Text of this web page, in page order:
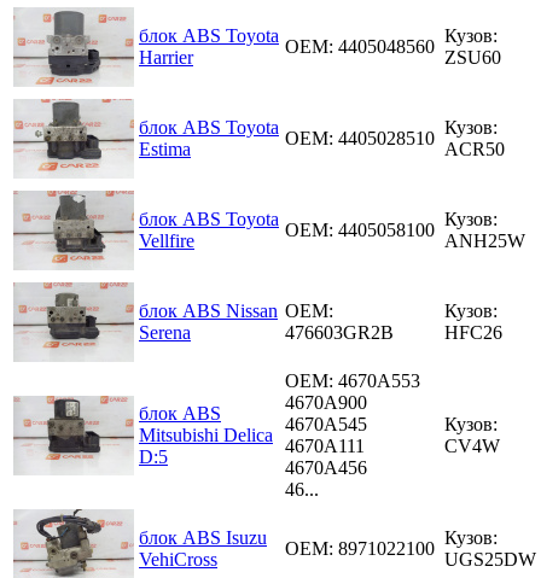
блок ABS Toyota
Harrier
OEM: 4405048560
Кузов:
ZSU60
блок ABS Toyota
Estima
OEM: 4405028510
Кузов:
ACR50
блок ABS Toyota
Vellfire
OEM: 4405058100
Кузов:
ANH25W
блок ABS Nissan
Serena
OEM:
476603GR2B
Кузов:
HFC26
блок ABS
Mitsubishi Delica
D:5
OEM: 4670A553
4670A900
4670A545
4670A111
4670A456
46...
Кузов:
CV4W
блок ABS Isuzu
VehiCross
OEM: 8971022100
Кузов:
UGS25DW